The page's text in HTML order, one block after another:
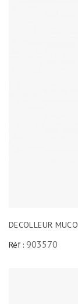
DECOLLEUR
Réf : 903570